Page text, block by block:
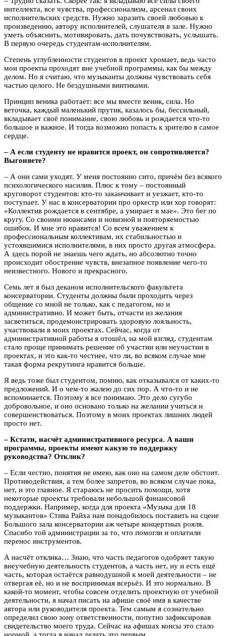
интеллекта, все чувства, профессионализм, арсенал своих
исполнительских средств. Нужно заразить своей любовью к
произведению, автору исполнителей, слушателя в зале. Нужно
уметь объяснить, мотивировать, дать почувствовать, услышать.
В первую очередь студентам-исполнителям.
Степень углубленности студентов в проект хромает, ведь часто
мои проекты проходят вне учебной программы, как бы между
делом. Но я считаю, что музыканты должны чувствовать себя
частью целого. Не бездушными винтиками.
Принцип веника работает: все мы вместе веник, сила. Но
веточка, каждый маленький прутик, казалось бы, бессильный,
вкладывает своё понимание, свою любовь и рождается что-то
большое и важное. И тогда возможно попасть к зрителю в самое
сердце.
– А если студенту не нравится проект, он сопротивляется?
Выгоняете?
– А они сами уходят. У меня постоянно сито, причём без всякого
психологического насилия. Плюс к тому – постоянный
круговорот студентов: кто-то заканчивает и уезжает, кто-то
поступает. У нас в консерватории про оркестр или хор говорят:
«Коллектив рождается в сентябре, а умирает в мае». Это бег по
кругу. Со своими нюансами и новизной и повторяемостью
ошибок. И мне это нравится! Со всем уважением к
профессиональным коллективам, их стабильностью и
устоявшимися исполнителями, в них просто другая атмосфера.
А здесь порой не знаешь чего ждать, но абсолютно точно
происходит обострение чувств, внезапное появление чего-то
неизвестного. Нового и прекрасного.
Семь лет я был деканом исполнительского факультета
консерватории. Студенты должны были проходить через
общение со мной не только, как с педагогом, но и
административно. И может быть, отчасти из желания
засветиться, продемонстрировать здоровую лояльность,
участвовали в моих проектах. Сейчас, когда от
административной работы я отошёл, на мой взгляд, студентам
стало проще принимать решение об участии или неучастии в
проектах, и это как-то честнее, что ли, во всяком случае мне
такая форма рекрутинга нравится больше.
Я ведь тоже был студентом, помню, как отказывался от каких-то
предложений. И о чем-то жалею до сих пор. А что-то и не
вспоминается. Поэтому я все понимаю. Это дело сугубо
добровольное, и оно основано только на желании учиться и
совершенствоваться. Поэтому в моих проектах лишних людей
просто нет.
– Кстати, насчёт административного ресурса. А ваши
программы, проекты имеют какую то поддержку
руководства? Отклик?
– Если честно, понятия не имею, как оно на самом деле обстоит.
Противодействия, а тем более запретов, во всяком случае пока,
нет, и это главное. Я стараюсь не просить помощи, хотя
некоторые проекты требовали небольшой финансовой
поддержки. Например, когда для проекта «Музыка для 18
музыкантов» Стива Райха нам понадобилось поставить на сцене
Большого зала консерватории аж четыре концертных рояля.
Спасибо той администрации за то, что помогли и оплатили
перенос инструментов.
А насчёт отклика… Знаю, что часть педагогов одобряет такую
внеучебную деятельность студентов, а часть нет, ну и есть ещё
часть, которая остаётся равнодушной к моей деятельности – не
отвергая её, но и не воспринимая всерьёз. И это нормально. В
какой-то момент, чтобы совсем отделить проектную от учебной
деятельности, я начал писать на афише своё имя в качестве
автора или руководителя проекта. Тем самым я сознательно
определил свою зону ответственности, попутно зафиксировав
свидетельство моего труда. Сейчас на афишах консы это стало